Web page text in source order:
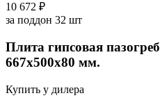
10 672 ₽
за поддон 32 шт
Плита гипсовая
667х500х80 мм.
Купить у дилера